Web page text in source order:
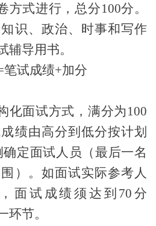
方式进行，总分100分。
识、政治、时事和写作
辅导用书。
笔试成绩+加分
化面试方式，满分为 100
绩由高分到低分按计划
确定面试人员（最后一名
）。如面试实际参考人
面试成绩须达到 70分
环节。